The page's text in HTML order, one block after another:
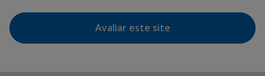
Avaliar este site